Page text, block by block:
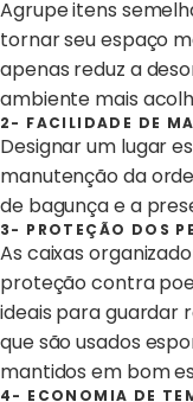
Agrupe itens
tornar seu espaço
apenas reduz a
ambiente mais
2- FACILIDADE DE
Designar um lugar
manutenção da
de bagunça e a
3- PROTEÇÃO DOS
As caixas
proteção contra
ideais para guardar
que são usados
mantidos em bom
4- ECONOMIA DE